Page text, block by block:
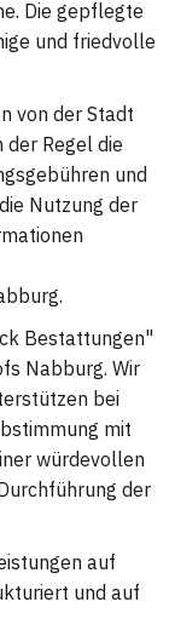
Die gepflegte
und friedvolle
von der Stadt
Regel die
und
Nutzung der
Bestattungen"
Nabburg. Wir
bei
mit
würdevollen
der
auf
und auf